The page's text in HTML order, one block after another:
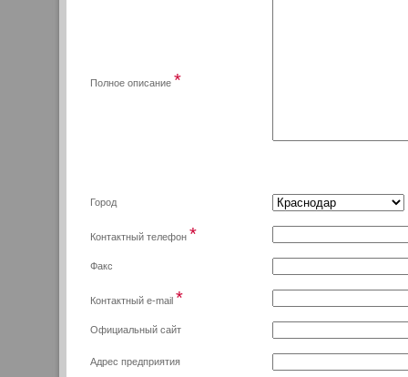
Полное описание *
Город
Контактный телефон *
Факс
Контактный e-mail *
Официальный сайт
Адрес предприятия